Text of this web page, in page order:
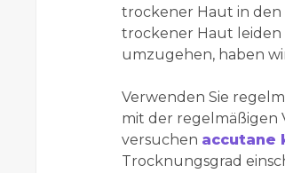
trockener Haut in
trockener Haut
umzugehen, haben
Verwenden Sie
mit der regelmäßigen
versuchen accutane
Trocknungsgrad